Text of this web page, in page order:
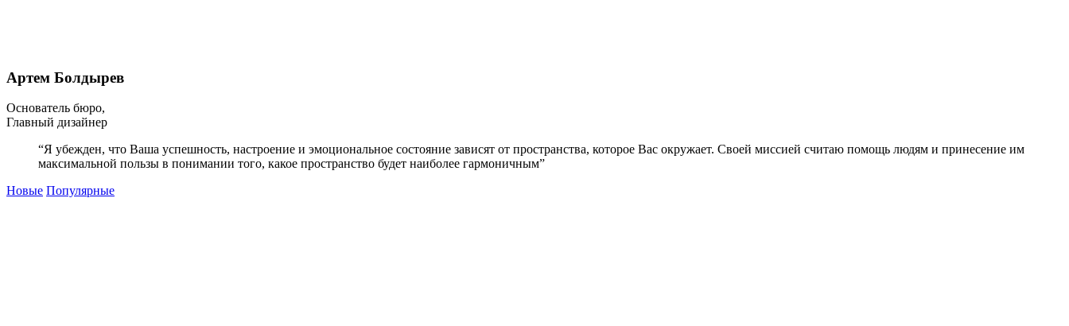
Артем Болдырев
Основатель бюро,
Главный дизайнер
“Я убежден, что Ваша успешность, настроение и эмоциональное состояние зависят от пространства, которое Вас окружает. Своей миссией считаю помощь людям и принесение им
максимальной пользы в понимании того, какое пространство будет наиболее гармоничным”
Новые Популярные